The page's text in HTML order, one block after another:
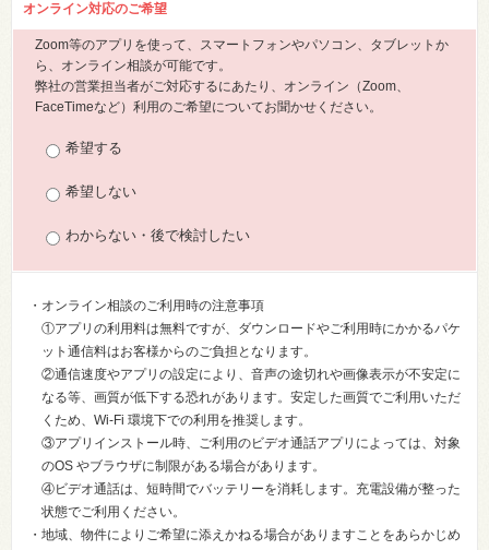
オンライン対応のご希望
Zoom等のアプリを使って、スマートフォンやパソコン、タブレットか
ら、オンライン相談が可能です。
弊社の営業担当者がご対応するにあたり、オンライン（Zoom、
FaceTimeなど）利用のご希望についてお聞かせください。
希望する
希望しない
わからない・後で検討したい
・オンライン相談のご利用時の注意事項
①アプリの利用料は無料ですが、ダウンロードやご利用時にかかるパケ
ット通信料はお客様からのご負担となります。
②通信速度やアプリの設定により、音声の途切れや画像表示が不安定に
なる等、画質が低下する恐れがあります。安定した画質でご利用いただ
くため、Wi-Fi 環境下での利用を推奨します。
③アプリインストール時、ご利用のビデオ通話アプリによっては、対象
のOS やブラウザに制限がある場合があります。
④ビデオ通話は、短時間でバッテリーを消耗します。充電設備が整った
状態でご利用ください。
・地域、物件によりご希望に添えかねる場合がありますことをあらかじめ